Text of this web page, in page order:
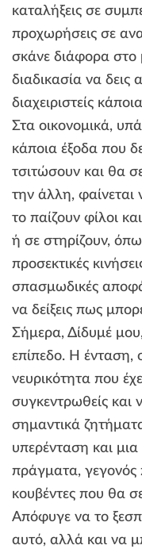
καταλήξεις σε
προχωρήσεις σε
σκάνε διάφορα στο
διαδικασία να δεις
διαχειριστείς
Στα οικονομικά,
κάποια έξοδα που
τσιτώσουν και θα
την άλλη, φαίνεται
το παίζουν φίλοι
ή σε στηρίζουν,
προσεκτικές
σπασμωδικές
να δείξεις πως
Σήμερα, Δίδυμέ
επίπεδο. Η ένταση,
νευρικότητα που
συγκεντρωθείς και
σημαντικά
υπερένταση και
πράγματα, γεγονός
κουβέντες που θα
Απόφυγε να το
αυτό, αλλά και να